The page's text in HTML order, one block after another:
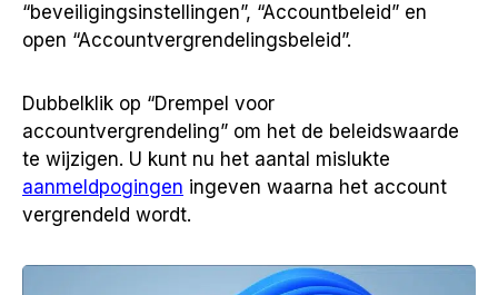
“beveiligingsinstellingen”, “Accountbeleid” en
open “Accountvergrendelingsbeleid”.
Dubbelklik op “Drempel voor
accountvergrendeling” om het de beleidswaarde
te wijzigen. U kunt nu het aantal mislukte
aanmeldpogingen ingeven waarna het account
vergrendeld wordt.